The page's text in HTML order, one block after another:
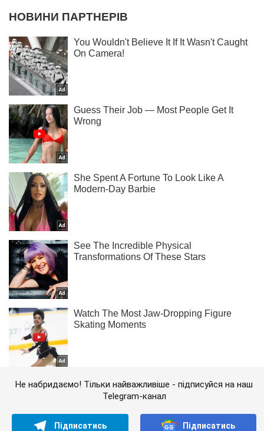
Не набридаємо! Тільки найважливіше - підписуйся на наш
Telegram-канал
Підписатись Підписатись